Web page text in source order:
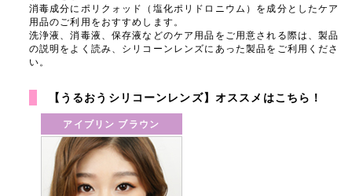
消毒成分にポリクォッド（塩化ポリドロニウム）を成分としたケア
用品のご利用をおすすめします。
洗浄液、消毒液、保存液などのケア用品をご用意される際は、製品
の説明をよく読み、シリコーンレンズにあった製品をご利用くださ
い。
【うるおうシリコーンレンズ】オススメはこちら！
アイブリン ブラウン